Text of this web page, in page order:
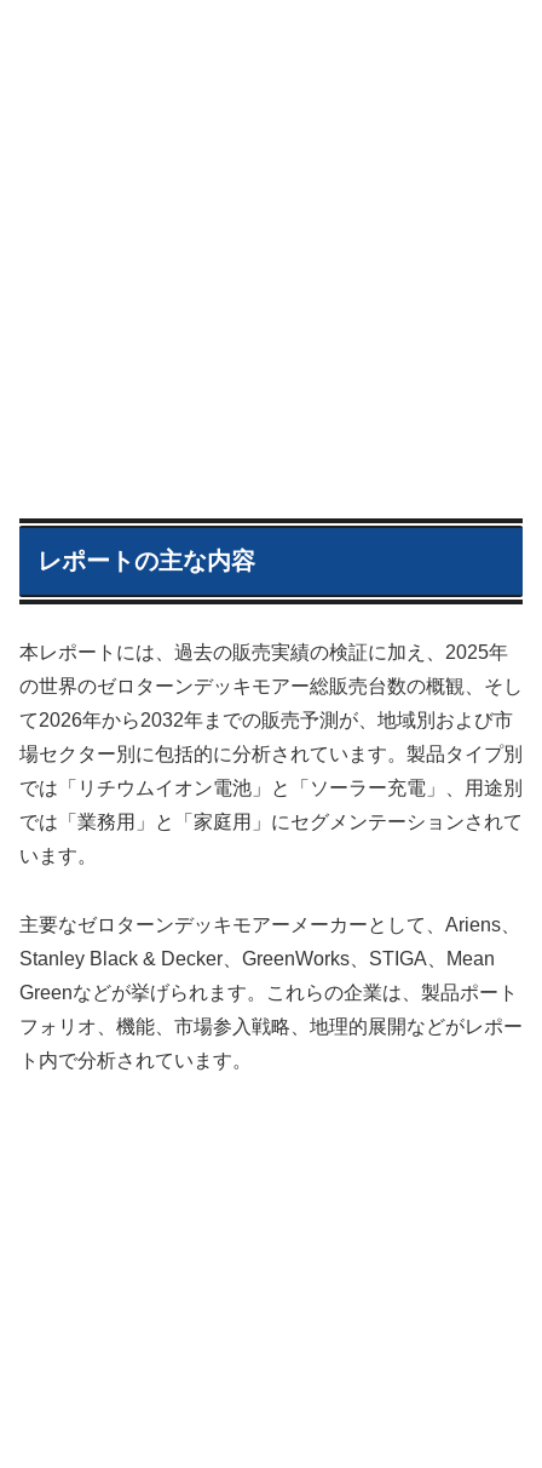
レポートの主な内容
本レポートには、過去の販売実績の検証に加え、2025年
の世界のゼロターンデッキモアー総販売台数の概観、そし
て2026年から2032年までの販売予測が、地域別および市
場セクター別に包括的に分析されています。製品タイプ別
では「リチウムイオン電池」と「ソーラー充電」、用途別
では「業務用」と「家庭用」にセグメンテーションされて
います。
主要なゼロターンデッキモアーメーカーとして、Ariens、
Stanley Black & Decker、GreenWorks、STIGA、Mean
Greenなどが挙げられます。これらの企業は、製品ポート
フォリオ、機能、市場参入戦略、地理的展開などがレポー
ト内で分析されています。